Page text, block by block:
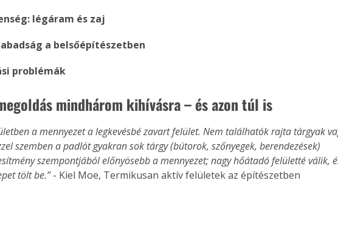
légáram és zaj
a belsőépítészetben
problémák
mindhárom kihívásra – és azon túl is
a mennyezet a legkevésbé zavart felület. Nem találhatók rajta tárgyak
szemben a padlót gyakran sok tárgy (bútorok, szőnyegek, berendezések)
szempontjából előnyösebb a mennyezet; nagy hőátadó felületté válik,
tölt be.” - Kiel Moe, Termikusan aktív felületek az építészetben